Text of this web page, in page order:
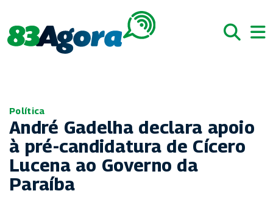
Política
André Gadelha declara apoio
à pré-candidatura de Cícero
Lucena ao Governo da
Paraíba